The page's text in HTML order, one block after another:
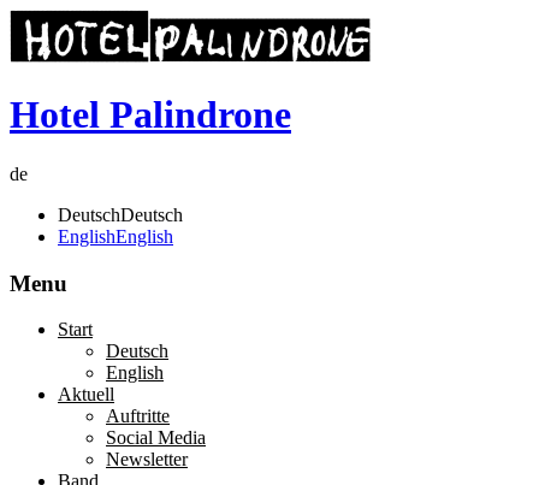
Hotel Palindrone
de
DeutschDeutsch
EnglishEnglish
Menu
Start
Deutsch
English
Aktuell
Auftritte
Social Media
Newsletter